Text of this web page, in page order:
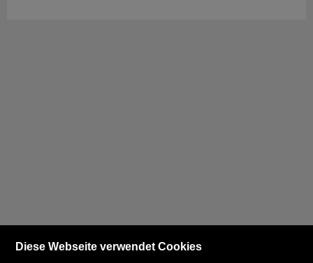
Diese Webseite verwendet Cookies